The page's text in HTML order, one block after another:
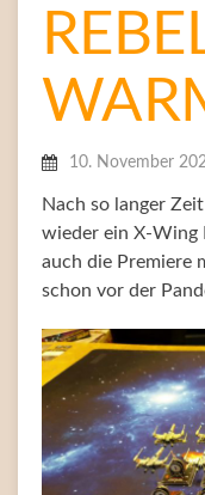
10. November
Nach so langer
wieder ein X-Wing
auch die Premiere
schon vor der